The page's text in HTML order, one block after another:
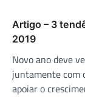
Artigo – 3
2019
Novo ano deve
juntamente com
apoiar o